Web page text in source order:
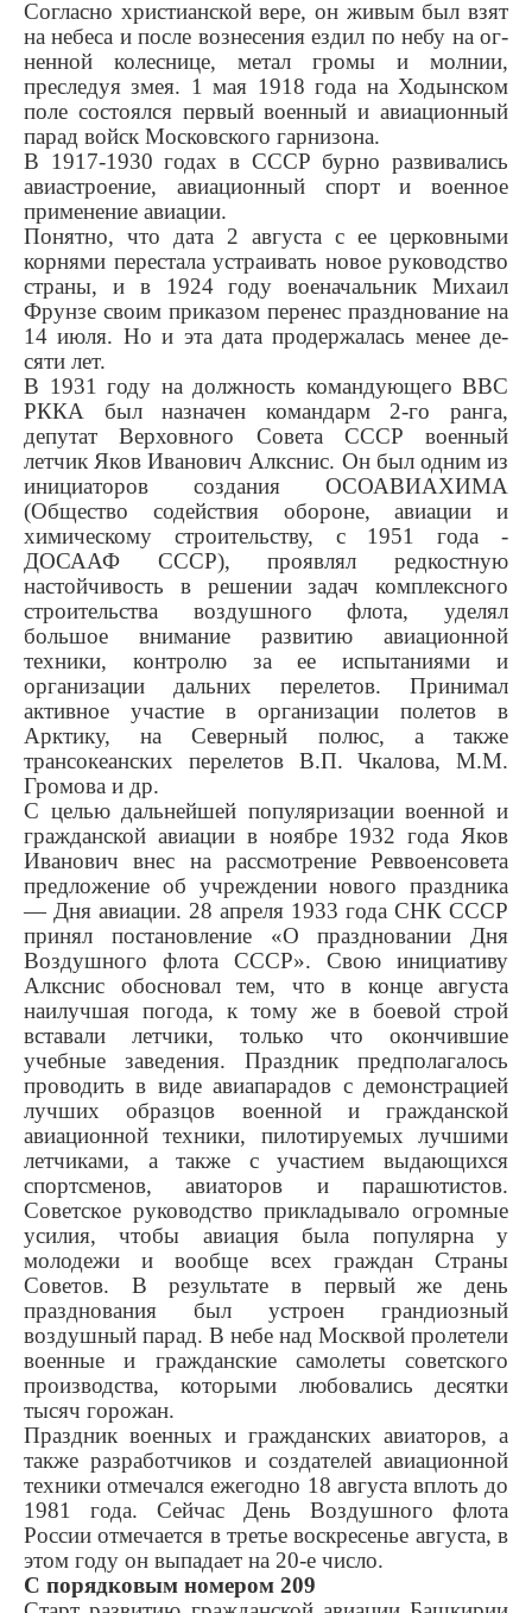
Согласно христианской вере, он живым был взят
на небеса и после воз­несения ездил по небу на ог­
ненной колеснице, метал гро­мы и молнии,
преследуя змея. 1 мая 1918 года на Ходынском
поле состоялся первый во­енный и авиационный
парад войск Московского гарнизона.
В 1917-1930 годах в СССР бурно развивались
авиастрое­ние, авиационный спорт и воен­ное
применение авиации.
Понятно, что дата 2 августа с ее церковными
корнями пере­стала устраивать новое руко­водство
страны, и в 1924 году военачальник Михаил
Фрунзе своим приказом перенес празд­нование на
14 июля. Но и эта дата продержалась менее де­
сяти лет.
В 1931 году на должность командующего ВВС
РККА был назначен командарм 2-го ран­га,
депутат Верховного Совета СССР военный
летчик Яков Иванович Алкснис. Он был од­ним из
инициаторов создания ОСОАВИАХИМА
(Общество со­действия обороне, авиации и
химическому строительству, с 1951 года -
ДОСААФ СССР), проявлял редкостную
настойчи­вость в решении задач ком­плексного
строительства воз­душного флота, уделял
большое внимание развитию авиационной
техники, контролю за ее испы­таниями и
организации дальних перелетов. Принимал
активное участие в организации полетов в
Арктику, на Северный полюс, а также
трансокеанских переле­тов В.П. Чкалова, М.М.
Громова и др.
С целью дальнейшей популя­ризации военной и
гражданской авиации в ноябре 1932 года Яков
Иванович внес на рассмотрение Реввоенсовета
предложение об учреждении нового праздника
— Дня авиации. 28 апреля 1933 года СНК СССР
принял поста­новление «О праздновании Дня
Воздушного флота СССР». Свою инициативу
Алкснис обосновал тем, что в конце августа
наилуч­шая погода, к тому же в боевой строй
вставали летчики, только что окончившие
учебные заве­дения. Праздник предполага­лось
проводить в виде авиапа­радов с демонстрацией
лучших образцов военной и граждан­ской
авиационной техники, пи­лотируемых лучшими
летчика­ми, а также с участием выдаю­щихся
спортсменов, авиаторов и парашютистов.
Советское руко­водство прикладывало огромные
усилия, чтобы авиация была популярна у
молодежи и вообще всех граждан Страны
Советов. В результате в первый же день
празднования был устроен гран­диозный
воздушный парад. В небе над Москвой пролетели
во­енные и гражданские самолеты советского
производства, кото­рыми любовались десятки
тысяч горожан.
Праздник военных и граж­данских авиаторов, а
также раз­работчиков и создателей авиа­ционной
техники отмечался еже­годно 18 августа вплоть до
1981 года. Сейчас День Воздушного флота
России отмечается в третье воскресенье августа, в
этом году он выпадает на 20-е число.
С порядковым номером 209